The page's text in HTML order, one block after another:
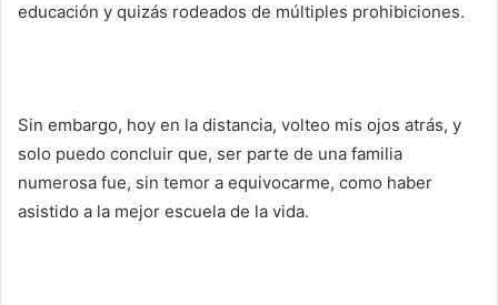
educación y quizás rodeados de múltiples prohibiciones.
Sin embargo, hoy en la distancia, volteo mis ojos atrás, y
solo puedo concluir que, ser parte de una familia
numerosa fue, sin temor a equivocarme, como haber
asistido a la mejor escuela de la vida.